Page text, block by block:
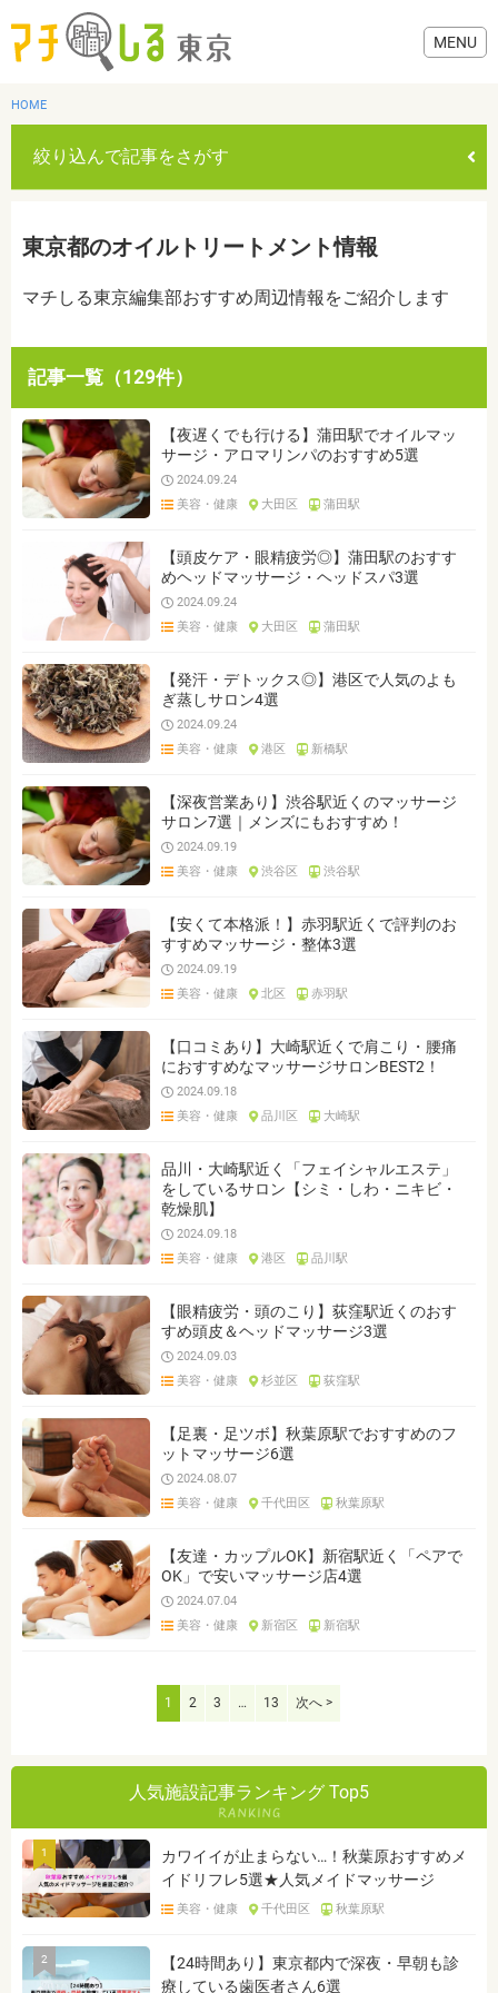
生活
HOME
絞り込んで記事をさがす
すべて グルメ 美容・健康 歯医者・病院 おでかけ
生活 お役立ち情報
クリア
東京都のオイルトリートメント情報
マチしる東京編集部おすすめ周辺情報をご紹介します
記事一覧（129件）
【夜遅くでも行ける】蒲田駅でオイルマッ
サージ・アロマリンパのおすすめ5選
2024.09.24
美容・健康
大田区 蒲田駅
【頭皮ケア・眼精疲労◎】蒲田駅のおすす
めヘッドマッサージ・ヘッドスパ3選
2024.09.24
美容・健康
大田区 蒲田駅
【発汗・デトックス◎】港区で人気のよも
ぎ蒸しサロン4選
2024.09.24
美容・健康
港区 新橋駅
【深夜営業あり】渋谷駅近くのマッサージ
サロン7選｜メンズにもおすすめ！
2024.09.19
美容・健康
渋谷区 渋谷駅
【安くて本格派！】赤羽駅近くで評判のお
すすめマッサージ・整体3選
2024.09.19
美容・健康
北区 赤羽駅
【口コミあり】大崎駅近くで肩こり・腰痛
におすすめなマッサージサロンBEST2！
2024.09.18
美容・健康
品川区 大崎駅
品川・大崎駅近く「フェイシャルエステ」
をしているサロン【シミ・しわ・ニキビ・
乾燥肌】
2024.09.18
美容・健康
港区 品川駅
【眼精疲労・頭のこり】荻窪駅近くのおす
すめ頭皮＆ヘッドマッサージ3選
2024.09.03
美容・健康
杉並区 荻窪駅
【足裏・足ツボ】秋葉原駅でおすすめのフ
ットマッサージ6選
2024.08.07
美容・健康
千代田区 秋葉原駅
【友達・カップルOK】新宿駅近く「ペアで
OK」で安いマッサージ店4選
2024.07.04
美容・健康
新宿区 新宿駅
1 2 3 … 13 次へ >
人気施設記事ランキング Top5
1
カワイイが止まらない…！秋葉原おすすめメ
イドリフレ5選★人気メイドマッサージ
美容・健康 千代田区 秋葉原駅
2
【24時間あり】東京都内で深夜・早朝も診
療している歯医者さん6選